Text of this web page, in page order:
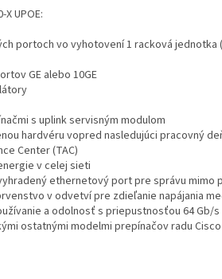
UPOE:
portoch vo vyhotovení 1 racková jednotka
GE alebo 10GE
s uplink servisným modulom
hardvéru vopred nasledujúci pracovný
Center (TAC)
v celej sieti
ethernetový port pre správu mimo
v odvetví pre zdieľanie napájania
a odolnosť s priepustnosťou 64 Gb/s
ostatnými modelmi prepínačov radu